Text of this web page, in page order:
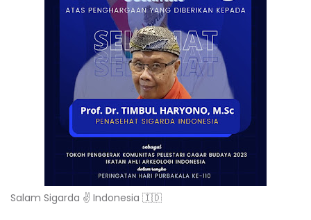
Salam Sigarda ✌️ Indonesia 🇮🇩